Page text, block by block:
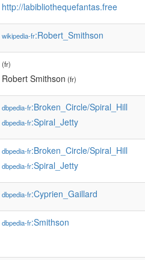
http://labibliothequefantas.free
wikipedia-fr:Robert_Smithson
(fr)
Robert Smithson (fr)
dbpedia-fr:Broken_Circle/Spiral_Hill
dbpedia-fr:Spiral_Jetty
dbpedia-fr:Broken_Circle/Spiral_Hill
dbpedia-fr:Spiral_Jetty
dbpedia-fr:Cyprien_Gaillard
dbpedia-fr:Smithson